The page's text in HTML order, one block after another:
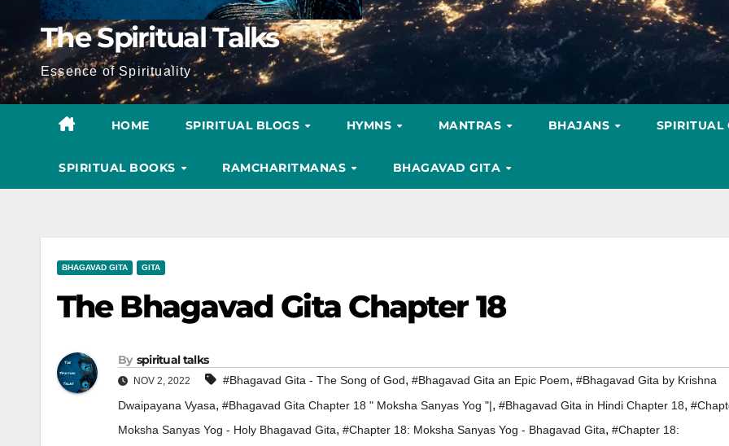
The Spiritual Talks
Essence of Spirituality
HOME SPIRITUAL BLOGS HYMNS MANTRAS BHAJANS SPIRITUAL
SPIRITUAL BOOKS RAMCHARITMANAS BHAGAVAD GITA
BHAGAVAD GITA GITA
The Bhagavad Gita Chapter 18
By spiritual talks
NOV 2, 2022 #Bhagavad Gita - The Song of God, #Bhagavad Gita an Epic Poem, #Bhagavad Gita by Krishna
Dwaipayana Vyasa, #Bhagavad Gita Chapter 18 " Moksha Sanyas Yog "|, #Bhagavad Gita in Hindi Chapter 18,
Moksha Sanyas Yog - Holy Bhagavad Gita, #Chapter 18: Moksha Sanyas Yog - Bhagavad Gita, #Chapter 18: